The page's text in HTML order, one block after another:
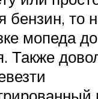
бензин, то
мопеда
Также